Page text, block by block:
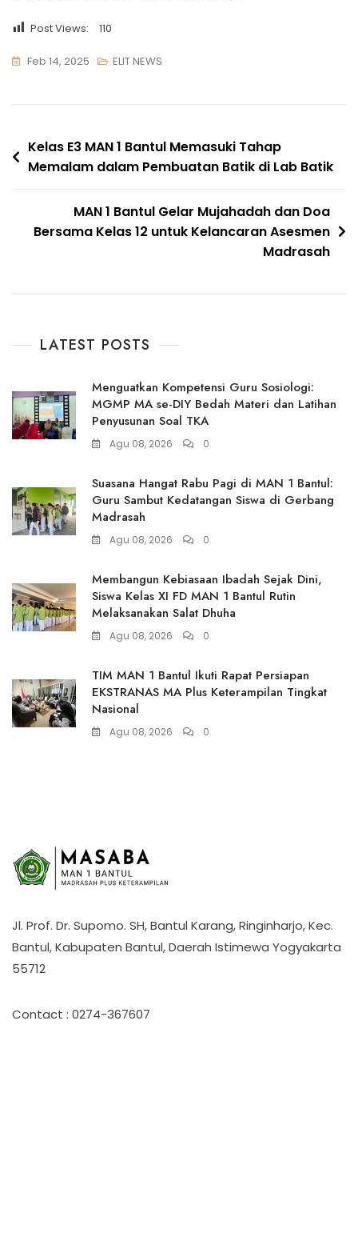
Post Views: 110
Feb 14, 2025 ELIT NEWS
Navigasi
pos
Kelas E3 MAN 1 Bantul Memasuki Tahap
Memalam dalam Pembuatan Batik di Lab Batik
MAN 1 Bantul Gelar Mujahadah dan Doa
Bersama Kelas 12 untuk Kelancaran Asesmen
Madrasah
LATEST POSTS
Menguatkan Kompetensi Guru Sosiologi:
MGMP MA se-DIY Bedah Materi dan Latihan
Penyusunan Soal TKA
Agu 08, 2026 0
Suasana Hangat Rabu Pagi di MAN 1 Bantul:
Guru Sambut Kedatangan Siswa di Gerbang
Madrasah
Agu 08, 2026 0
Membangun Kebiasaan Ibadah Sejak Dini,
Siswa Kelas XI FD MAN 1 Bantul Rutin
Melaksanakan Salat Dhuha
Agu 08, 2026 0
TIM MAN 1 Bantul Ikuti Rapat Persiapan
EKSTRANAS MA Plus Keterampilan Tingkat
Nasional
Agu 08, 2026 0
Jl. Prof. Dr. Supomo. SH, Bantul Karang, Ringinharjo, Kec.
Bantul, Kabupaten Bantul, Daerah Istimewa Yogyakarta
55712
Contact : 0274-367607